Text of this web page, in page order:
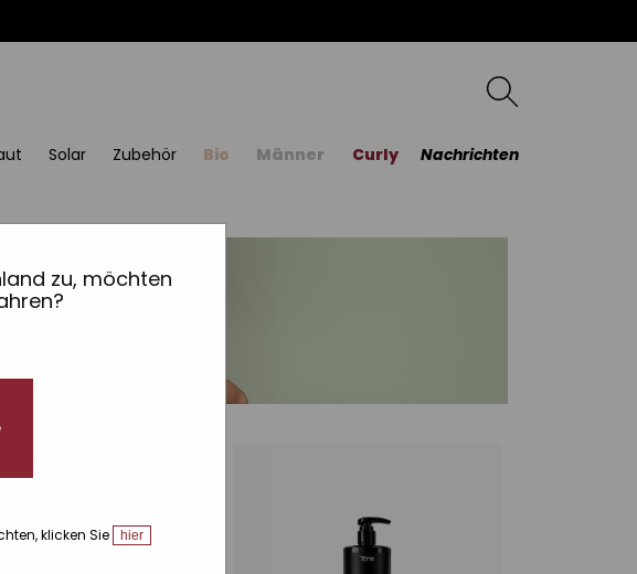
zu, möchten
klicken Sie hier
Solar Zubehör Bio Männer Curly Nachrichten